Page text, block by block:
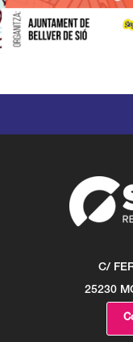
C/
25230